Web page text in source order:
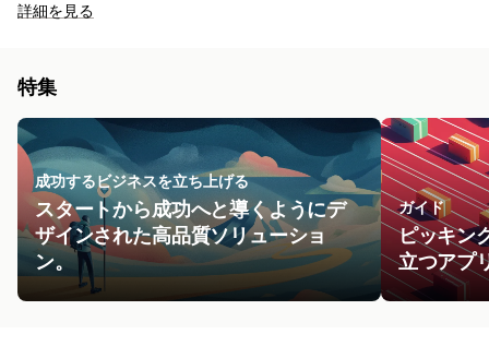
詳細を見る
特集
成功するビジネスを立ち上げる
スタートから成功へと導くようにデ
ザインされた高品質ソリューショ
ン。
ガイド
ピッキン
立つアプ